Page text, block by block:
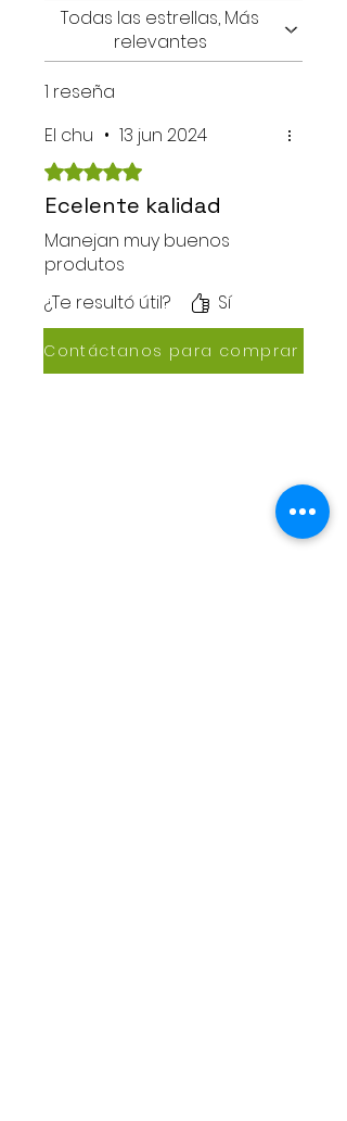
Todas las estrellas, Más
relevantes
1 reseña
El chu • 13 jun 2024
Obtuvo 5 de 5 estrellas.
Ecelente kalidad
Manejan muy buenos
produtos
¿Te resultó útil?
Sí
Contáctanos para comprar